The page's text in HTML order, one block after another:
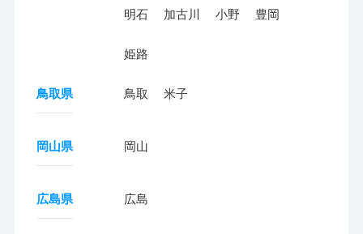
明石 加古川 小野 豊岡
姫路
鳥取県 鳥取 米子
岡山県 岡山
広島県 広島